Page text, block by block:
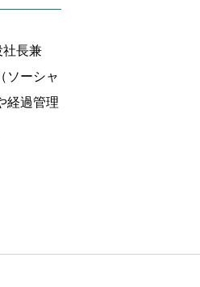
長兼
ソーシャ
経過管理